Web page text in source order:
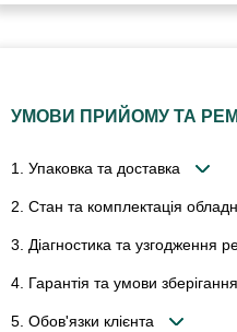
УМОВИ ПРИЙОМУ ТА
1. Упаковка та доставка
2. Стан та комплектація
3. Діагностика та узгодження
4. Гарантія та умови зберігання
5. Обов'язки клієнта